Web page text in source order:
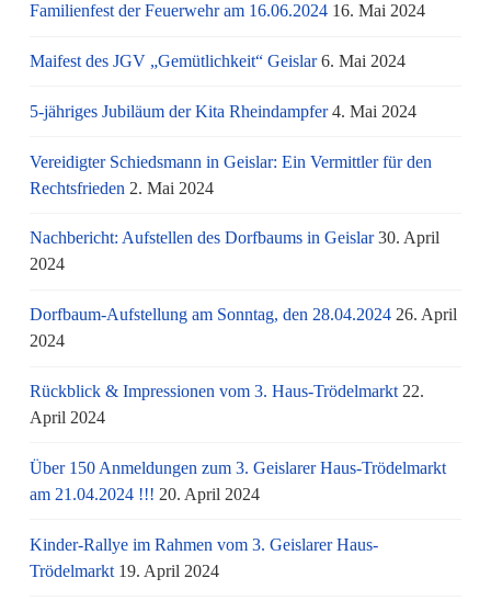
Familienfest der Feuerwehr am 16.06.2024 16. Mai 2024
Maifest des JGV „Gemütlichkeit“ Geislar 6. Mai 2024
5-jähriges Jubiläum der Kita Rheindampfer 4. Mai 2024
Vereidigter Schiedsmann in Geislar: Ein Vermittler für den
Rechtsfrieden 2. Mai 2024
Nachbericht: Aufstellen des Dorfbaums in Geislar 30. April
2024
Dorfbaum-Aufstellung am Sonntag, den 28.04.2024 26. April
2024
Rückblick & Impressionen vom 3. Haus-Trödelmarkt 22.
April 2024
Über 150 Anmeldungen zum 3. Geislarer Haus-Trödelmarkt
am 21.04.2024 !!! 20. April 2024
Kinder-Rallye im Rahmen vom 3. Geislarer Haus-
Trödelmarkt 19. April 2024